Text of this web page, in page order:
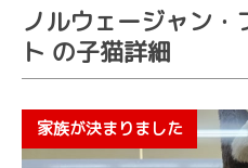
ノルウェージャン・
ト の子猫詳細